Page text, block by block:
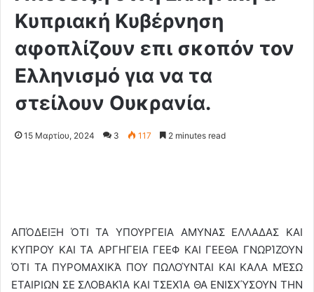
Κυπριακή Κυβέρνηση
αφοπλίζουν επι σκοπόν τον
Ελληνισμό για να τα
στείλουν Ουκρανία.
15 Μαρτίου, 2024 3 117 2 minutes read
ΑΠΌΔΕΙΞΗ ΌΤΙ ΤΑ ΥΠΟΥΡΓΕΙΑ ΑΜΥΝΑΣ ΕΛΛΑΔΑΣ ΚΑΙ
ΚΥΠΡΟΥ ΚΑΙ ΤΑ ΑΡΓΗΓΕΙΑ ΓΕΕΦ ΚΑΙ ΓΕΕΘΑ ΓΝΩΡΊΖΟΥΝ
ΌΤΙ ΤΑ ΠΥΡΟΜΑΧΙΚΆ ΠΟΥ ΠΩΛΟΎΝΤΑΙ ΚΑΙ ΚΑΛΑ ΜΈΣΩ
ΕΤΑΙΡΙΩΝ ΣΕ ΣΛΟΒΑΚΊΑ ΚΑΙ ΤΣΕΧΊΑ ΘΑ ΕΝΙΣΧΎΣΟΥΝ ΤΗΝ